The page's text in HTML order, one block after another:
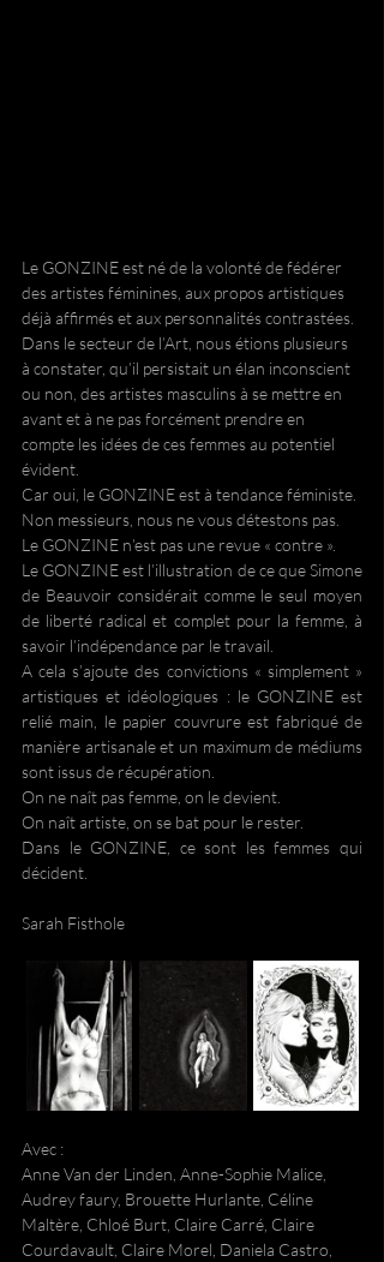
Le GONZINE est né de la volonté de fédérer
des artistes féminines, aux propos artistiques
déjà affirmés et aux personnalités contrastées.
Dans le secteur de l’Art, nous étions plusieurs
à constater, qu’il persistait un élan inconscient
ou non, des artistes masculins à se mettre en
avant et à ne pas forcément prendre en
compte les idées de ces femmes au potentiel
évident.
Car oui, le GONZINE est à tendance féministe.
Non messieurs, nous ne vous détestons pas.
Le GONZINE n’est pas une revue « contre ».
Le GONZINE est l’illustration de ce que Simone
de Beauvoir considérait comme le seul moyen
de liberté radical et complet pour la femme, à
savoir l’indépendance par le travail.
A cela s’ajoute des convictions « simplement »
artistiques et idéologiques : le GONZINE est
relié main, le papier couvrure est fabriqué de
manière artisanale et un maximum de médiums
sont issus de récupération.
On ne naît pas femme, on le devient.
On naît artiste, on se bat pour le rester.
Dans le GONZINE, ce sont les femmes qui
décident.
Sarah Fisthole
Avec :
Anne Van der Linden, Anne-Sophie Malice,
Audrey faury, Brouette Hurlante, Céline
Maltère, Chloé Burt, Claire Carré, Claire
Courdavault, Claire Morel, Daniela Castro,